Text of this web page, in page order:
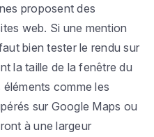
proposent des
web. Si une mention
bien tester le rendu sur
la taille de la fenêtre du
comme les
sur Google Maps ou
à une largeur